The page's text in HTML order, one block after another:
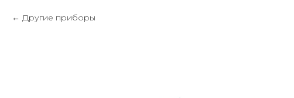
Другие приборы